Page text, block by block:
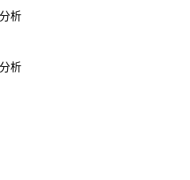
析
析